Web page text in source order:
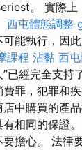
。 實際上
西屯體態調整
能執行，因
課程 沾黏 西
”已經完全支持
罪，犯罪和疾
中購買的產
相同的保證
擔心。 法律